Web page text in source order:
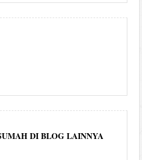
DI BLOG LAINNYA